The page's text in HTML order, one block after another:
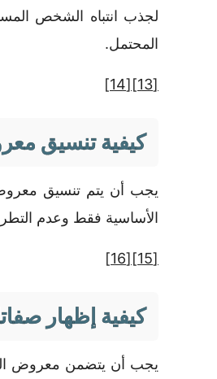
لجذب انتباه الشخص
المحتمل.
[13]
[14]
كيفية تنسيق
يجب أن يتم تنسيق
الأساسية فقط وعدم
[15]
[16]
كيفية إظهار
يجب أن يتضمن معروض